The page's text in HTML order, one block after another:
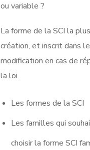
ou variable ?
La forme de la SCI la
création, et inscrit dans
modification en cas de
la loi.
Les formes de la SCI
Les familles qui
choisir la forme SCI